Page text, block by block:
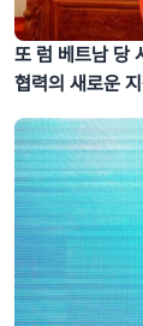
또 럼 베트남 당
협력의 새로운